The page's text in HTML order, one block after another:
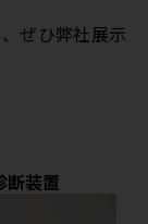
ぜひ弊社展示
断装置